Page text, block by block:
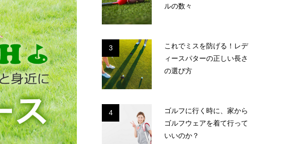
ルの数々
3
これでミスを防げる！レデ
ィースパターの正しい長さ
の選び方
4
ゴルフに行く時に、家から
ゴルフウェアを着て行って
いいのか？